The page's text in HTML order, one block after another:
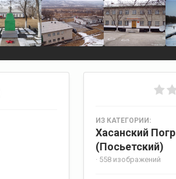
ИЗ КАТЕГОРИИ:
Хасанский
(Посьетский)
· 558 изображений